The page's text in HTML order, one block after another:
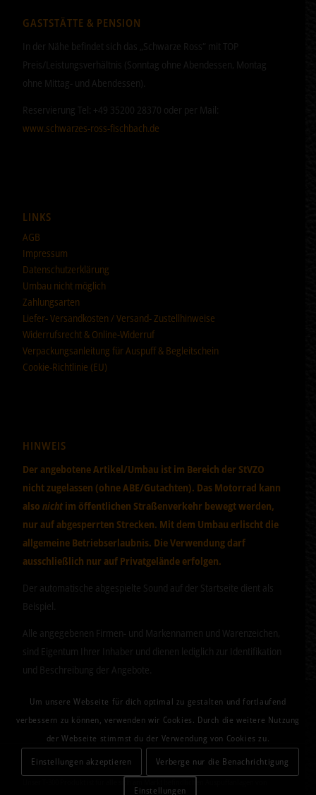
GASTSTÄTTE & PENSION
In der Nähe befindet sich das „Schwarze Ross“ mit TOP
Preis/Leistungsverhältnis (Sonntag ohne Abendessen, Montag
ohne Mittag- und Abendessen).
Reservierung Tel: +49 35200 28370 oder per Mail:
www.schwarzes-ross-fischbach.de
LINKS
AGB
Impressum
Datenschutzerklärung
Umbau nicht möglich
Zahlungsarten
Liefer- Versandkosten / Versand- Zustellhinweise
Widerrufsrecht & Online-Widerruf
Verpackungsanleitung für Auspuff & Begleitschein
Cookie-Richtlinie (EU)
HINWEIS
Der angebotene Artikel/Umbau ist im Bereich der StVZO
nicht zugelassen (ohne ABE/Gutachten). Das Motorrad kann
alsonicht im öffentlichen Straßenverkehr bewegt werden,
nur auf abgesperrten Strecken. Mit dem Umbau erlischt die
allgemeine Betriebserlaubnis. Die Verwendung darf
ausschließlich nur auf Privatgelände erfolgen.
Der automatische abgespielte Sound auf der Startseite dient als
Beispiel.
Alle angegebenen Firmen- und Markennamen und Warenzeichen,
sind Eigentum Ihrer Inhaber und dienen lediglich zur Identifikation
und Beschreibung der Angebote.
© 2026 - Sound-Control-Systems
Um unsere Webseite für dich optimal zu gestalten und fortlaufend
verbessern zu können, verwenden wir Cookies. Durch die weitere Nutzung
der Webseite stimmst du der Verwendung von Cookies zu.
Einstellungen akzeptieren
Verberge nur die Benachrichtigung
Einstellungen